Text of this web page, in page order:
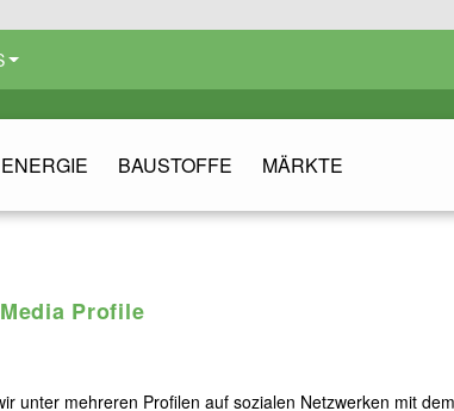
ENERGIE BAUSTOFFE MÄRKTE
Profile
unter mehreren Profilen auf sozialen Netzwerken mit